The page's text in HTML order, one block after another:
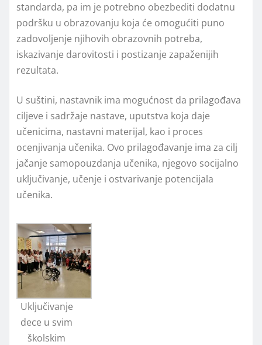
standarda, pa im je potrebno obezbediti dodatnu
podršku u obrazovanju koja će omogućiti puno
zadovolјenje njihovih obrazovnih potreba,
iskazivanje darovitosti i postizanje zapaženijih
rezultata.
U suštini, nastavnik ima mogućnost da prilagođava
cilјeve i sadržaje nastave, uputstva koja daje
učenicima, nastavni materijal, kao i proces
ocenjivanja učenika. Ovo prilagođavanje ima za cilј
jačanje samopouzdanja učenika, njegovo socijalno
uklјučivanje, učenje i ostvarivanje potencijala
učenika.
Uključivanje
dece u svim
školskim